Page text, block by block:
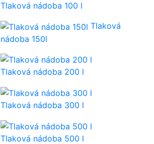
Tlaková nádoba 100 l
Tlaková
nádoba 150l
Tlaková nádoba 200 l
Tlaková nádoba 300 l
Tlaková nádoba 500 l